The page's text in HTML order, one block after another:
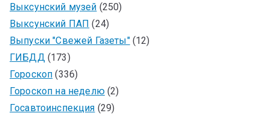
Выксунский музей (250)
Выксунский ПАП (24)
Выпуски "Свежей Газеты"(12)
ГИБДД (173)
Гороскоп (336)
Гороскоп на неделю(2)
Госавтоинспекция (29)